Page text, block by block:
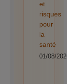
et
risques
pour
la
santé
01/08/